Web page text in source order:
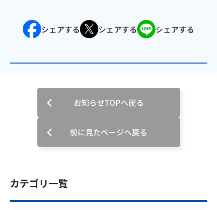
会社案内
放送基準
安全・安心マーク
放送番組審議会議事録
カテゴリ一覧
シェアする シェアする シェアする
お知らせTOPへ戻る
前に見たページへ戻る